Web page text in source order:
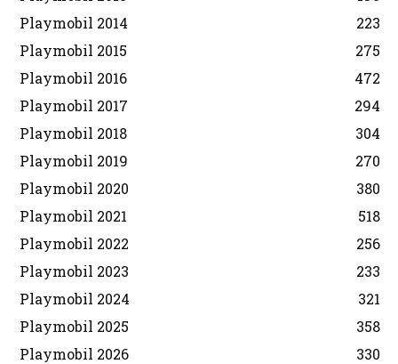
Playmobil 2014
223
Playmobil 2015
275
Playmobil 2016
472
Playmobil 2017
294
Playmobil 2018
304
Playmobil 2019
270
Playmobil 2020
380
Playmobil 2021
518
Playmobil 2022
256
Playmobil 2023
233
Playmobil 2024
321
Playmobil 2025
358
Playmobil 2026
330